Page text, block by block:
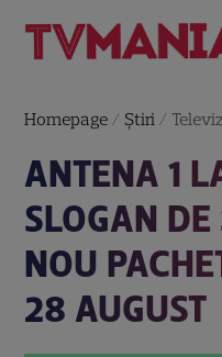
Homepage / Știri /
ANTENA 1
SLOGAN
NOU
28 AUGUST